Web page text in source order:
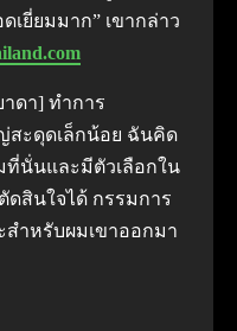
ยี่ยมมาก” เขากล่าว
ดา] ทําการ
สะดุดเล็กน้อย ฉันคิด
ที่นั่นและมีตัวเลือกใน
ดสินใจได้ กรรมการ
าหรับผมเขาออกมา